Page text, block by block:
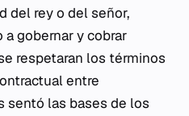
del rey o del señor,
gobernar y cobrar
respetaran los términos
entre
sentó las bases de los